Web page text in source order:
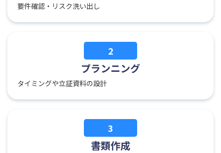
要件確認・リスク洗い出し
2
プランニング
タイミングや立証資料の設計
3
書類作成